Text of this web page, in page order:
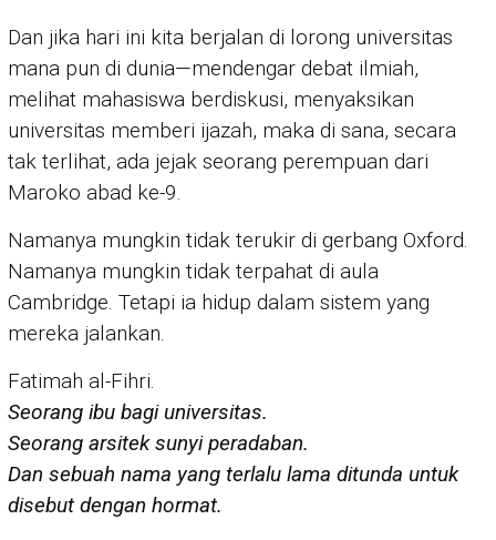
Dan jika hari ini kita berjalan di lorong universitas
mana pun di dunia—mendengar debat ilmiah,
melihat mahasiswa berdiskusi, menyaksikan
universitas memberi ijazah, maka di sana, secara
tak terlihat, ada jejak seorang perempuan dari
Maroko abad ke-9.
Namanya mungkin tidak terukir di gerbang Oxford.
Namanya mungkin tidak terpahat di aula
Cambridge. Tetapi ia hidup dalam sistem yang
mereka jalankan.
Fatimah al-Fihri.
Seorang ibu bagi universitas.
Seorang arsitek sunyi peradaban.
Dan sebuah nama yang terlalu lama ditunda untuk
disebut dengan hormat.